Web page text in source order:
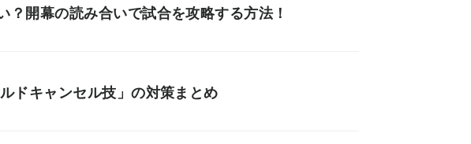
？開幕の読み合いで試合を攻略する方法！
ドキャンセル技」の対策まとめ